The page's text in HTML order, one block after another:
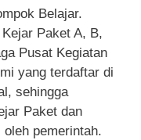
Belajar.
Paket A, B,
Pusat Kegiatan
yang terdaftar di
sehingga
Paket dan
pemerintah.